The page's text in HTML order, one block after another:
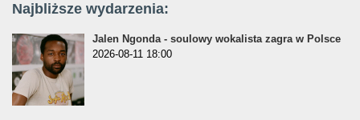
Najbliższe wydarzenia:
Jalen Ngonda - soulowy wokalista zagra w Polsce
2026-08-11 18:00